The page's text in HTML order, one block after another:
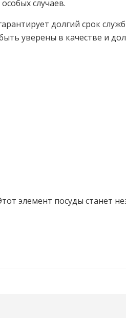
случаев.
долгий срок
уверены в качестве и
элемент посуды станет